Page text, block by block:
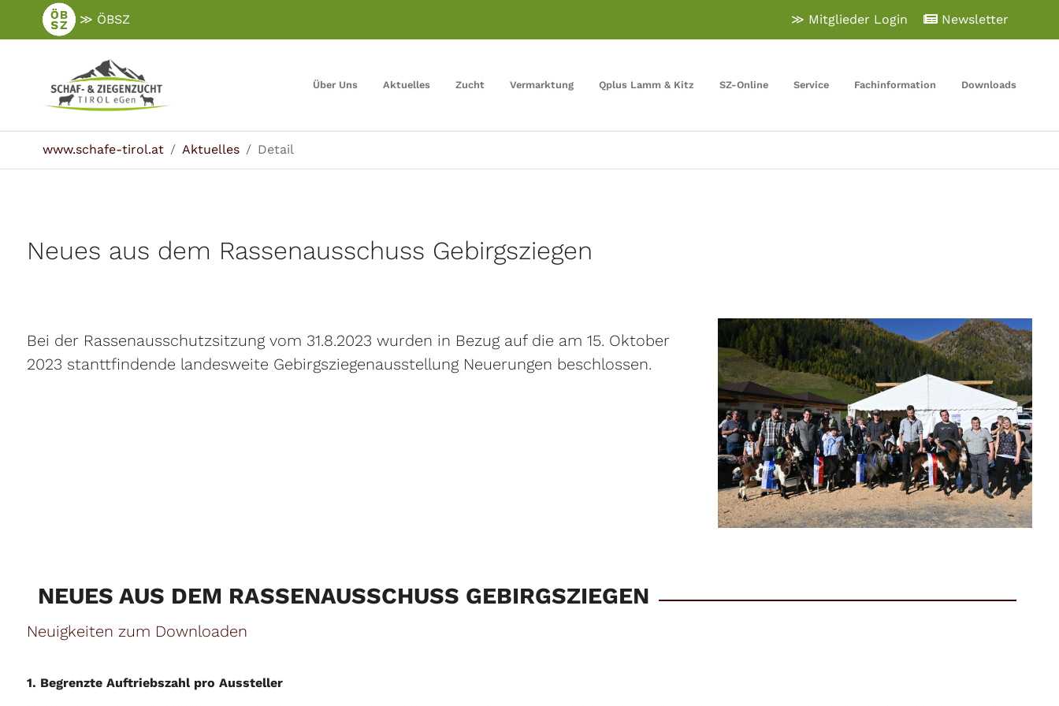
Hauptinhalt
≫ ÖBSZ Newsletter
≫ Mitglieder Login
Über Uns Aktuelles Zucht Vermarktung Qplus Lamm & Kitz SZ-Online Service Fachinformation Downloads
www.schafe-tirol.at Aktuelles Detail
Neues aus dem Rassenausschuss Gebirgsziegen
Bei der Rassenausschutzsitzung vom 31.8.2023 wurden in Bezug auf die am 15. Oktober
2023 stanttfindende landesweite Gebirgsziegenausstellung Neuerungen beschlossen.
NEUES AUS DEM RASSENAUSSCHUSS GEBIRGSZIEGEN
Neuigkeiten zum Downloaden
1. Begrenzte Auftriebszahl pro Aussteller